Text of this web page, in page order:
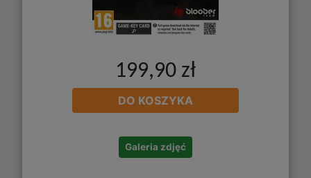
199,90 zł
DO KOSZYKA
Galeria zdjęć